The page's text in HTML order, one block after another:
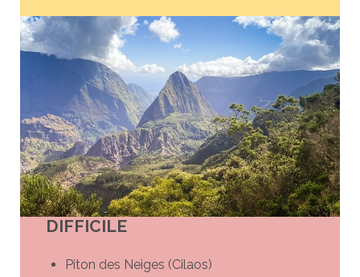
DIFFICILE
Piton des Neiges (Cilaos)